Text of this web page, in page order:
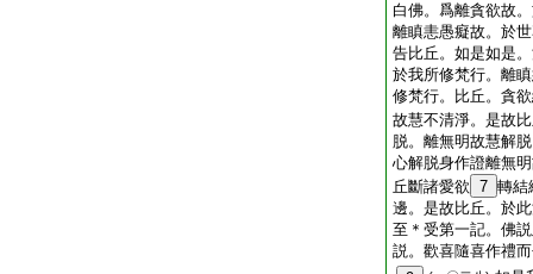
白佛。爲離貪欲故
離瞋恚愚癡故。於
告比丘。如是如是
於我所修梵行。離
修梵行。比丘。貪
故慧不清淨。是故
脱。離無明故慧解
心解脱身作證離無
丘斷諸愛欲 7 轉結
邊。是故比丘。於
至＊受第一記。佛
説。歡喜隨喜作禮